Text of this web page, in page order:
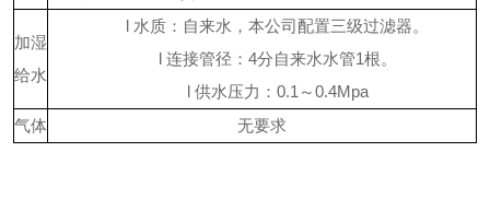
加湿
给水
l 水质：自来水，本公司配置三级过滤器。
l 连接管径： 4分自来水水管1根。
l 供水压力： 0.1～0.4Mpa
气体
无要求